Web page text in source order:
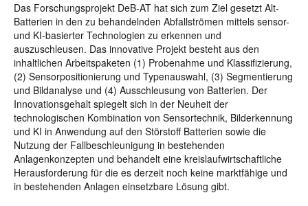
Das Forschungsprojekt DeB-AT hat sich zum Ziel gesetzt Alt-
Batterien in den zu behandelnden Abfallströmen mittels sensor-
und KI-basierter Technologien zu erkennen und
auszuschleusen. Das innovative Projekt besteht aus den
inhaltlichen Arbeitspaketen (1) Probenahme und Klassifizierung,
(2) Sensorpositionierung und Typenauswahl, (3) Segmentierung
und Bildanalyse und (4) Ausschleusung von Batterien. Der
Innovationsgehalt spiegelt sich in der Neuheit der
technologischen Kombination von Sensortechnik, Bilderkennung
und KI in Anwendung auf den Störstoff Batterien sowie die
Nutzung der Fallbeschleunigung in bestehenden
Anlagenkonzepten und behandelt eine kreislaufwirtschaftliche
Herausforderung für die es derzeit noch keine marktfähige und
in bestehenden Anlagen einsetzbare Lösung gibt.